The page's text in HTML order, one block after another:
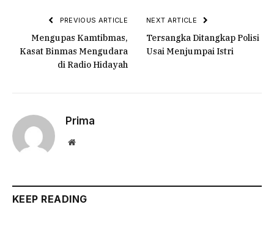
PREVIOUS ARTICLE
Mengupas Kamtibmas,
Kasat Binmas Mengudara
di Radio Hidayah
NEXT ARTICLE
Tersangka Ditangkap Polisi
Usai Menjumpai Istri
Prima
Website
KEEP READING